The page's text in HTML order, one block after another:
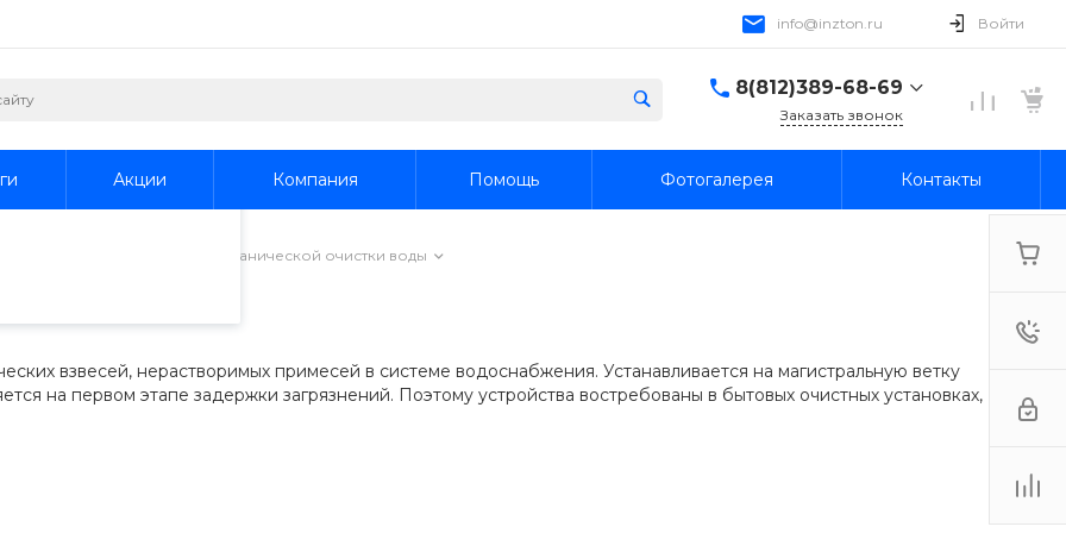
и
Продолжая
использования.
.
info@inzton.ru Войти
8(812)389-68-69
г. Санкт-Петербург,
Заказать звонок
Акции Компания Помощь Фотогалерея Контакты
Фильтры механической очистки воды
взвесей, нерастворимых примесей в системе водоснабжения. Устанавливается на магистральную ветку
на первом этапе задержки загрязнений. Поэтому устройства востребованы в бытовых очистных установках,